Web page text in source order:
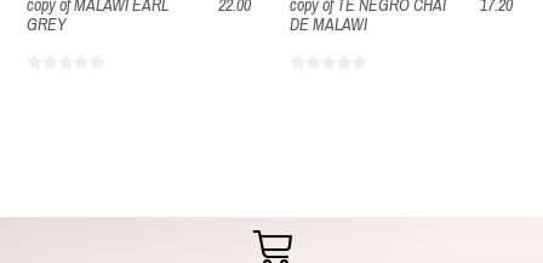
copy of MALAWI EARL
GREY
22.00
copy of TÉ NEGRO CHAI
DE MALAWI
17.20